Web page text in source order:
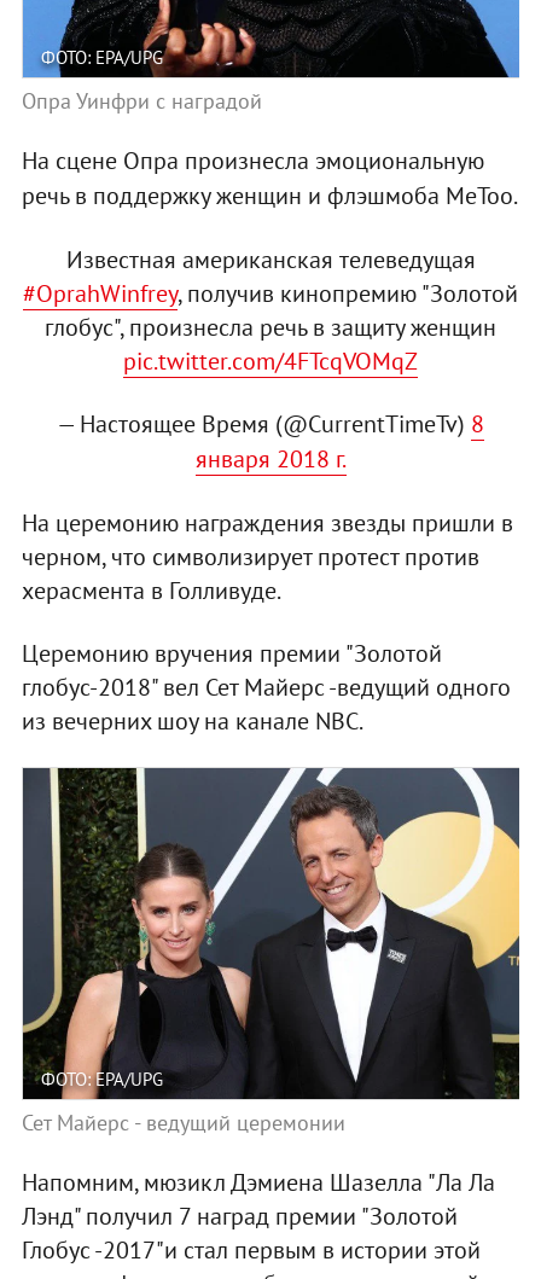
ФОТО: EPA/UPG
Опра Уинфри с наградой
На сцене Опра произнесла эмоциональную
речь в поддержку женщин и флэшмоба MeToo.
Известная американская телеведущая
#OprahWinfrey, получив кинопремию "Золотой
глобус", произнесла речь в защиту женщин
pic.twitter.com/4FTcqVOMqZ
— Настоящее Время (@CurrentTimeTv) 8
января 2018 г.
На церемонию награждения звезды пришли в
черном, что символизирует протест против
херасмента в Голливуде.
Церемонию вручения премии "Золотой
глобус-2018" вел Сет Майерс -ведущий одного
из вечерних шоу на канале NBC.
ФОТО: EPA/UPG
Сет Майерс - ведущий церемонии
Напомним, мюзикл Дэмиена Шазелла "Ла Ла
Лэнд" получил 7 наград премии "Золотой
Глобус -2017"и стал первым в истории этой